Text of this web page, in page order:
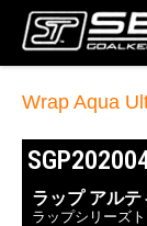
Wrap Aqua
ラップ アルテ
ラップシリーズ